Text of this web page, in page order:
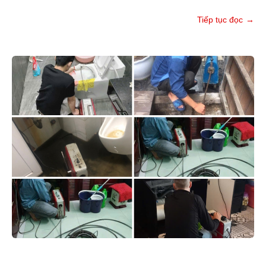
Tiếp tục đọc →